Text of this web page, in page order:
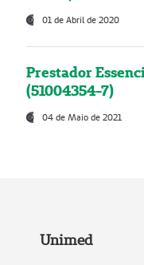
01 de Abril de 2020
Prestador
(51004354-7)
04 de Maio de 2021
Unimed